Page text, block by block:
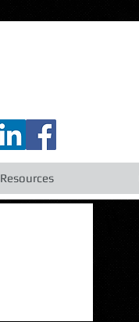
Resources